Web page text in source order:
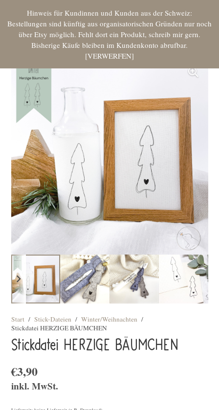
Hinweis für Kundinnen und Kunden aus der Schweiz:
Bestellungen sind künftig aus organisatorischen Gründen nur noch
über Etsy möglich. Fehlt dort ein Produkt, schreib mir gern.
Bisherige Käufe bleiben im Kundenkonto abrufbar.
VERWERFEN
Start / Stick-Dateien / Winter/Weihnachten /
Stickdatei HERZIGE BÄUMCHEN
Stickdatei HERZIGE BÄUMCHEN
€3,90
inkl. MwSt.